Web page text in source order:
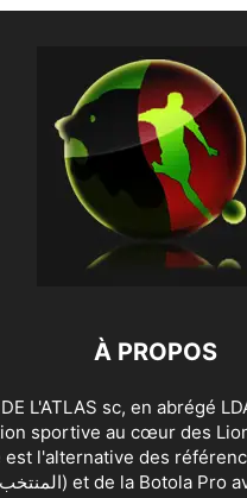
À PROPOS
L'ATLAS sc, en abrégé
sportive au cœur des
est l'alternative des